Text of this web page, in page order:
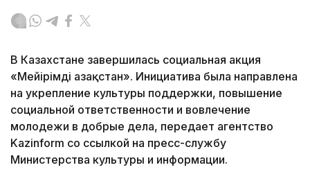
В Казахстане завершилась социальная акция
«Мейірімді Қазақстан». Инициатива была направлена
на укрепление культуры поддержки, повышение
социальной ответственности и вовлечение
молодежи в добрые дела, передает агентство
Kazinform со ссылкой на пресс-службу
Министерства культуры и информации.